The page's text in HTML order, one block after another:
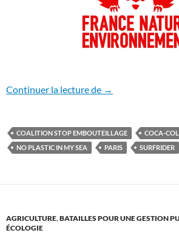
Continuer la lecture de JOP 2024 :
→
COALITION STOP EMBOUTEILLAGE COCA-
NO PLASTIC IN MY SEA
PARIS SURFRIDER
AGRICULTURE,BATAILLES POUR UNE GESTION
ÉCOLOGIE